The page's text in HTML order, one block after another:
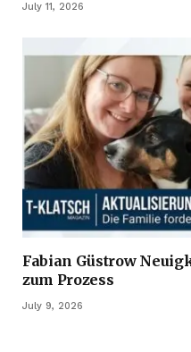
July 11, 2026
Fabian Güstrow
zum Prozess
July 9, 2026